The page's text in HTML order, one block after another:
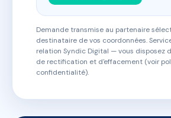
Demande transmise au partenaire
destinataire de vos coordonnées.
relation Syndic Digital — vous disposez
de rectification et d'effacement (voir
confidentialité).